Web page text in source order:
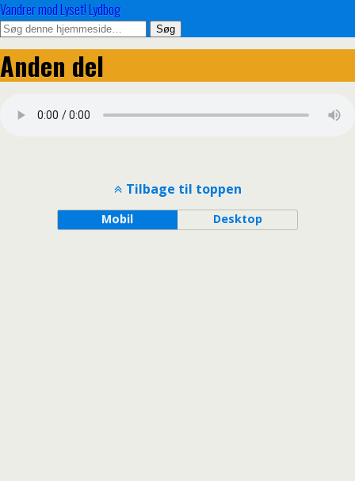
Vandrer mod Lyset! Lydbog
Anden del
Tilbage til toppen
Mobil Desktop